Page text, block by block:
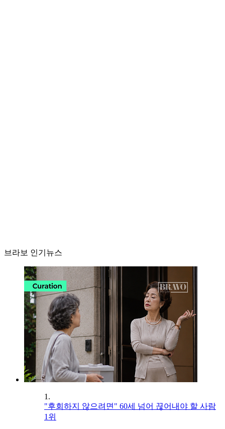
브라보 인기뉴스
1.
"후회하지 않으려면" 60세 넘어 끊어내야 할 사람
1위